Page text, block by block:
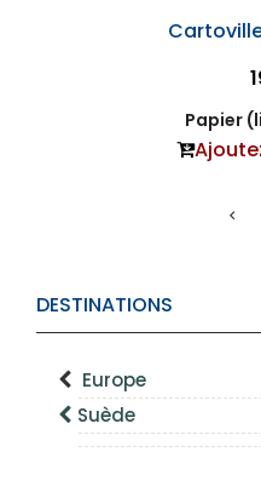
DESTINATIONS
Europe
Suède
Papier